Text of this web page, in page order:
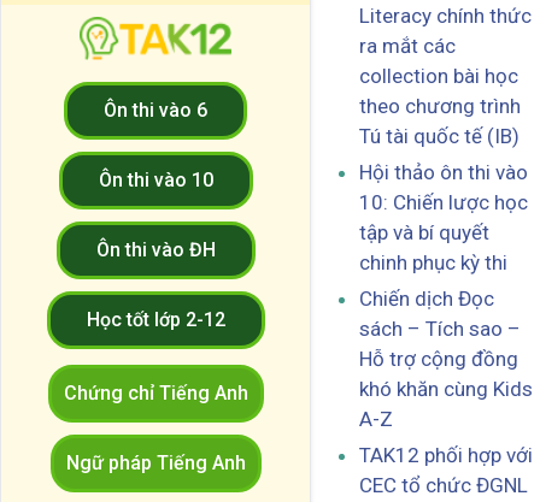
Ôn thi vào 6
Ôn thi vào 10
Ôn thi vào ĐH
Học tốt lớp 2-12
Chứng chỉ Tiếng Anh
Ngữ pháp Tiếng Anh
Literacy chính thức
ra mắt các
collection bài học
theo chương trình
Tú tài quốc tế (IB)
Hội thảo ôn thi vào
10: Chiến lược học
tập và bí quyết
chinh phục kỳ thi
Chiến dịch Đọc
sách – Tích sao –
Hỗ trợ cộng đồng
khó khăn cùng Kids
A-Z
TAK12 phối hợp với
CEC tổ chức ĐGNL